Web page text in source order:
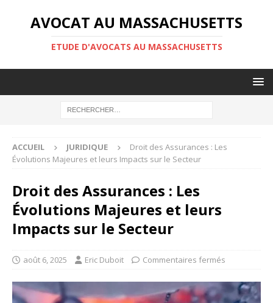
AVOCAT AU MASSACHUSETTS
ETUDE D'AVOCATS AU MASSACHUSETTS
ACCUEIL JURIDIQUE
Droit des Assurances : Les
Évolutions Majeures et leurs Impacts sur le Secteur
Droit des Assurances : Les
Évolutions Majeures et leurs
Impacts sur le Secteur
août 6, 2025 Eric Duboit Commentaires fermés